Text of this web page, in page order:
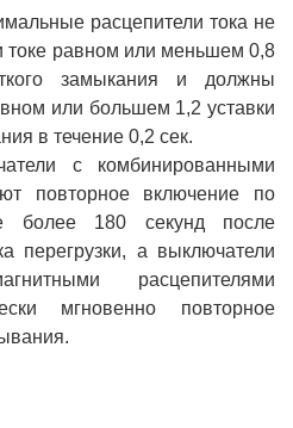
расцепители тока не
токе равном или меньшем 0,8
замыкания и должны
или большем 1,2 уставки
в течение 0,2 сек.
с комбинированными
повторное включение по
более 180 секунд после
перегрузки, а выключатели
расцепителями
мгновенно повторное